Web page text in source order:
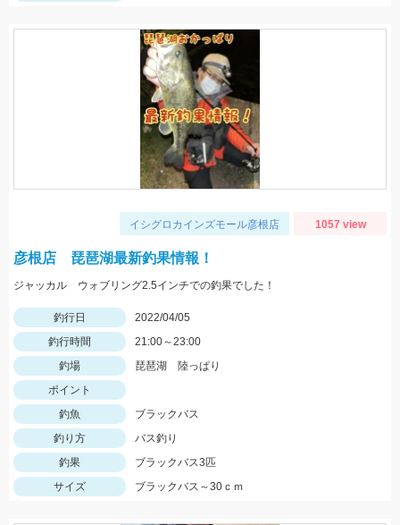
イシグロカインズモール彦根店 1057 view
彦根店 琵琶湖最新釣果情報！
ジャッカル ウォブリング2.5インチでの釣果でした！
釣行日
2022/04/05
釣行時間
21:00～23:00
釣場
琵琶湖 陸っぱり
ポイント
釣魚
ブラックバス
釣り方
バス釣り
釣果
ブラックバス3匹
サイズ
ブラックバス～30ｃｍ